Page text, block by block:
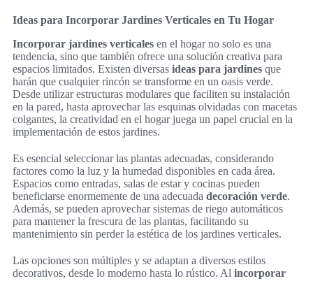
Ideas para Incorporar Jardines Verticales en Tu Hogar
Incorporar jardines verticales en el hogar no solo es una
tendencia, sino que también ofrece una solución creativa para
espacios limitados. Existen diversas ideas para jardines que
harán que cualquier rincón se transforme en un oasis verde.
Desde utilizar estructuras modulares que faciliten su instalación
en la pared, hasta aprovechar las esquinas olvidadas con macetas
colgantes, la creatividad en el hogar juega un papel crucial en la
implementación de estos jardines.
Es esencial seleccionar las plantas adecuadas, considerando
factores como la luz y la humedad disponibles en cada área.
Espacios como entradas, salas de estar y cocinas pueden
beneficiarse enormemente de una adecuada decoración verde.
Además, se pueden aprovechar sistemas de riego automáticos
para mantener la frescura de las plantas, facilitando su
mantenimiento sin perder la estética de los jardines verticales.
Las opciones son múltiples y se adaptan a diversos estilos
decorativos, desde lo moderno hasta lo rústico. Al incorporar